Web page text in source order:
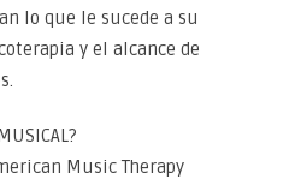
lo que le sucede a su
y el alcance de
Music Therapy